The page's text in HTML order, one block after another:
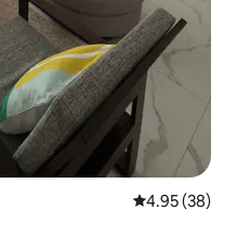
औसत रेटिंग 5 में
4.95 (38)